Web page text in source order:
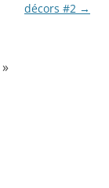
décors #2 →
»